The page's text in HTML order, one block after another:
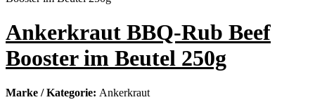
Ankerkraut BBQ-Rub Beef
Booster im Beutel 250g
Marke / Kategorie: Ankerkraut